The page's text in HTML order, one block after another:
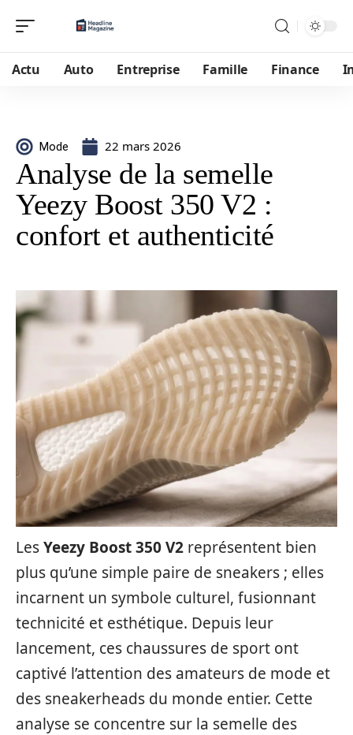
Actu Auto Entreprise Famille Finance
Mode 22 mars 2026
Analyse de la semelle
Yeezy Boost 350 V2 :
confort et authenticité
LesYeezy Boost 350 V2 représentent bien
plus qu’une simple paire de sneakers ; elles
incarnent un symbole culturel, fusionnant
technicité et esthétique. Depuis leur
lancement, ces chaussures de sport ont
captivé l’attention des amateurs de mode et
des sneakerheads du monde entier. Cette
analyse se concentre sur la semelle des